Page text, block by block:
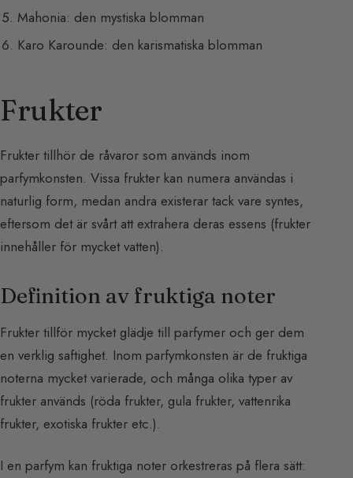
Mahonia: den mystiska blomman
Karo Karounde: den karismatiska blomman
Frukter
Frukter tillhör de råvaror som används inom
parfymkonsten. Vissa frukter kan numera användas i
naturlig form, medan andra existerar tack vare syntes,
eftersom det är svårt att extrahera deras essens (frukter
innehåller för mycket vatten).
Definition av fruktiga noter
Frukter tillför mycket glädje till parfymer och ger dem
en verklig saftighet. Inom parfymkonsten är de fruktiga
noterna mycket varierade, och många olika typer av
frukter används (röda frukter, gula frukter, vattenrika
frukter, exotiska frukter etc.).
I en parfym kan fruktiga noter orkestreras på flera sätt: